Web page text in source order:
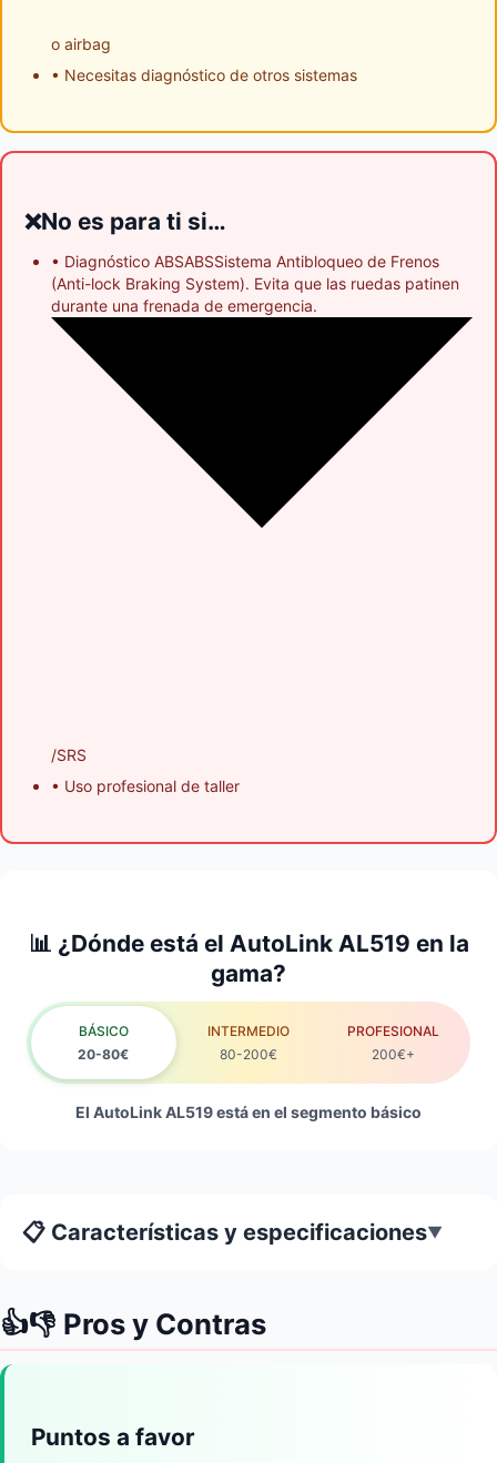
o airbag
• Necesitas diagnóstico de otros sistemas
❌No es para ti si…
• Diagnóstico ABSABSSistema Antibloqueo de Frenos
(Anti-lock Braking System). Evita que las ruedas patinen
durante una frenada de emergencia.
/SRS
• Uso profesional de taller
📊 ¿Dónde está el AutoLink AL519 en la
gama?
BÁSICO
20-80€
INTERMEDIO
80-200€
PROFESIONAL
200€+
El AutoLink AL519 está en el segmento básico
📋 Características y especificaciones▼
👍👎 Pros y Contras
Puntos a favor